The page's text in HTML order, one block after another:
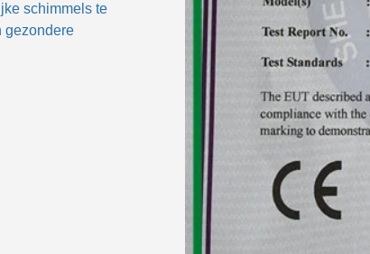
schimmels te
gezondere